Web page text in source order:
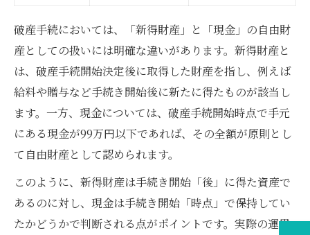
破産手続においては、「新得財産」と「現金」の自由財
産としての扱いには明確な違いがあります。新得財産と
は、破産手続開始決定後に取得した財産を指し、例えば
給料や贈与など手続き開始後に新たに得たものが該当し
ます。一方、現金については、破産手続開始時点で手元
にある現金が99万円以下であれば、その全額が原則とし
て自由財産として認められます。
このように、新得財産は手続き開始「後」に得た資産で
あるのに対し、現金は手続き開始「時点」で保持してい
たかどうかで判断される点がポイントです。実際の運用